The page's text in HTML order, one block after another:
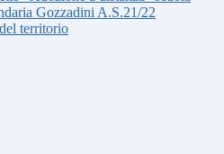
Gozzadini A.S.21/22
territorio